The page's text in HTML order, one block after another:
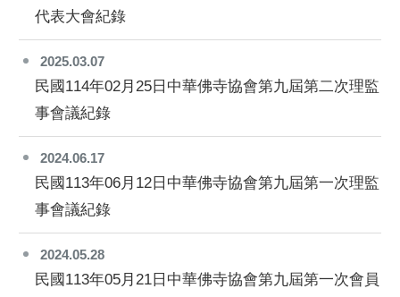
代表大會紀錄
2025.03.07
民國114年02月25日中華佛寺協會第九屆第二次理監
事會議紀錄
2024.06.17
民國113年06月12日中華佛寺協會第九屆第一次理監
事會議紀錄
2024.05.28
民國113年05月21日中華佛寺協會第九屆第一次會員